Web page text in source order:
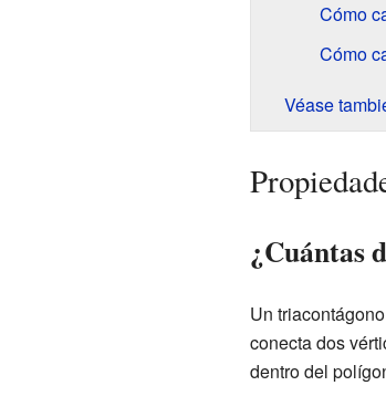
Cómo
Cómo
Véase
¿Cuántas
Un
conecta dos
dentro del